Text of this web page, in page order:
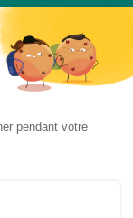
:
pendant votre